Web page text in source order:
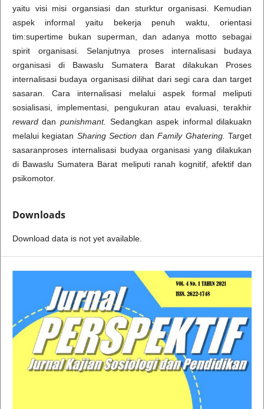
yaitu visi misi organsiasi dan sturktur organisasi. Kemudian
aspek informal yaitu bekerja penuh waktu, orientasi
tim:supertime bukan superman, dan adanya motto sebagai
spirit organisasi. Selanjutnya proses internalisasi budaya
organisasi di Bawaslu Sumatera Barat dilakukan Proses
internalisasi budaya organisasi dilihat dari segi cara dan target
sasaran. Cara internalisasi melalui aspek formal meliputi
sosialisasi, implementasi, pengukuran atau evaluasi, terakhir
rewarddan punishmant.
Sedangkan aspek informal dilakuakn
melalui kegiatan Sharing Section danFamily Ghatering. Target
sasaranproses internalisasi budyaa organisasi yang dilakukan
di Bawaslu Sumatera Barat meliputi ranah kognitif, afektif dan
psikomotor.
Downloads
Download data is not yet available.